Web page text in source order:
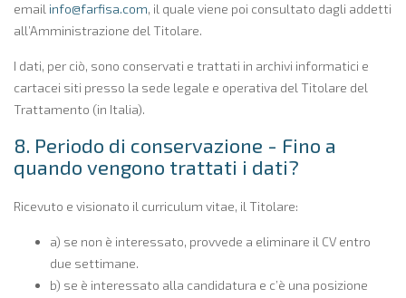
email info@farfisa.com, il quale viene poi consultato dagli addetti
all’Amministrazione del Titolare.
I dati, per ciò, sono conservati e trattati in archivi informatici e
cartacei siti presso la sede legale e operativa del Titolare del
Trattamento (in Italia).
8. Periodo di conservazione - Fino a
quando vengono trattati i dati?
Ricevuto e visionato il curriculum vitae, il Titolare:
a) se non è interessato, provvede a eliminare il CV entro
due settimane.
b) se è interessato alla candidatura e c’è una posizione